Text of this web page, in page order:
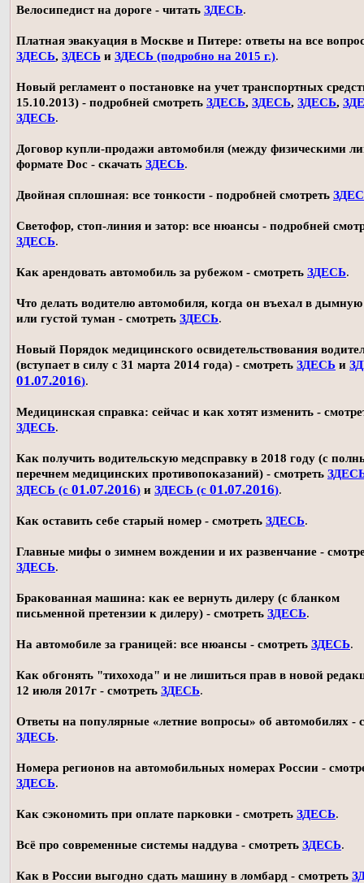
Велосипедист на дороге - читать ЗДЕСЬ.
Платная эвакуация в Москве и Питере: ответы на все
ЗДЕСЬ, ЗДЕСЬ и ЗДЕСЬ (подробно на 2015 г.).
Новый регламент о постановке на учет транспортных
15.10.2013) - подробней смотреть ЗДЕСЬ, ЗДЕСЬ, ЗДЕСЬ,
ЗДЕСЬ.
Договор купли-продажи автомобиля (между физическими
формате Doc - скачать ЗДЕСЬ.
Двойная сплошная: все тонкости - подробней смотреть
Светофор, стоп-линия и затор: все нюансы - подробней
ЗДЕСЬ.
Как арендовать автомобиль за рубежом - смотреть ЗДЕСЬ.
Что делать водителю автомобиля, когда он въехал в дымную
или густой туман - смотреть ЗДЕСЬ.
Новый Порядок медицинского освидетельствования
(вступает в силу с 31 марта 2014 года) - смотреть ЗДЕСЬ и
01.07.2016).
Медицинская справка: сейчас и как хотят изменить -
ЗДЕСЬ.
Как получить водительскую медсправку в 2018 году (с
перечнем медицинских противопоказаний) - смотреть
ЗДЕСЬ (с 01.07.2016) и ЗДЕСЬ (с 01.07.2016).
Как оставить себе старый номер - смотреть ЗДЕСЬ.
Главные мифы о зимнем вождении и их развенчание -
ЗДЕСЬ.
Бракованная машина: как ее вернуть дилеру (с бланком
письменной претензии к дилеру) - смотреть ЗДЕСЬ.
На автомобиле за границей: все нюансы - смотреть ЗДЕСЬ.
Как обгонять "тихохода" и не лишиться прав в новой
12 июля 2017г - смотреть ЗДЕСЬ.
Ответы на популярные «летние вопросы» об автомобилях -
ЗДЕСЬ.
Номера регионов на автомобильных номерах России -
ЗДЕСЬ.
Как сэкономить при оплате парковки - смотреть ЗДЕСЬ.
Всё про современные системы наддува - смотреть ЗДЕСЬ.
Как в России выгодно сдать машину в ломбард - смотреть